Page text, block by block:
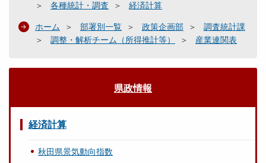
各種統計・調査
経済計算
ホーム 部署別一覧 政策企画部
調査統計課
調整・解析チーム（所得推計等）
産業連関表
県政情報
経済計算
秋田県景気動向指数